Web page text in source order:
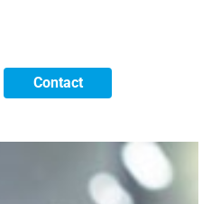
Contact